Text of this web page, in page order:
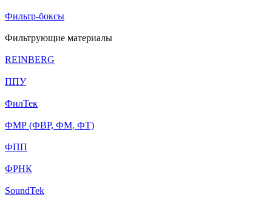
Фильтр-боксы
Фильтрующие материалы
REINBERG
ППУ
ФилТек
ФМР (ФВР, ФМ, ФТ)
ФПП
ФРНК
SoundTek